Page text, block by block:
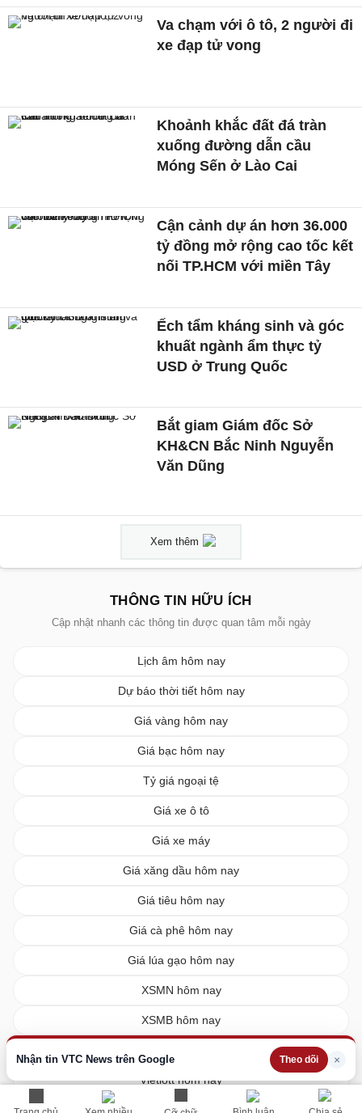
Nhận tin VTC News trên Google Theo dõi ×
Va chạm với ô tô, 2 người đi
xe đạp tử vong
Khoảnh khắc đất đá tràn
xuống đường dẫn cầu
Móng Sến ở Lào Cai
Cận cảnh dự án hơn 36.000
tỷ đồng mở rộng cao tốc kết
nối TP.HCM với miền Tây
Ếch tẩm kháng sinh và góc
khuất ngành ẩm thực tỷ
USD ở Trung Quốc
Bắt giam Giám đốc Sở
KH&CN Bắc Ninh Nguyễn
Văn Dũng
Xem thêm
THÔNG TIN HỮU ÍCH
Cập nhật nhanh các thông tin được quan tâm mỗi ngày
Lịch âm hôm nay
Dự báo thời tiết hôm nay
Giá vàng hôm nay
Giá bạc hôm nay
Tỷ giá ngoại tệ
Giá xe ô tô
Giá xe máy
Giá xăng dầu hôm nay
Giá tiêu hôm nay
Giá cà phê hôm nay
Giá lúa gạo hôm nay
XSMN hôm nay
XSMB hôm nay
Vietlott hôm nay